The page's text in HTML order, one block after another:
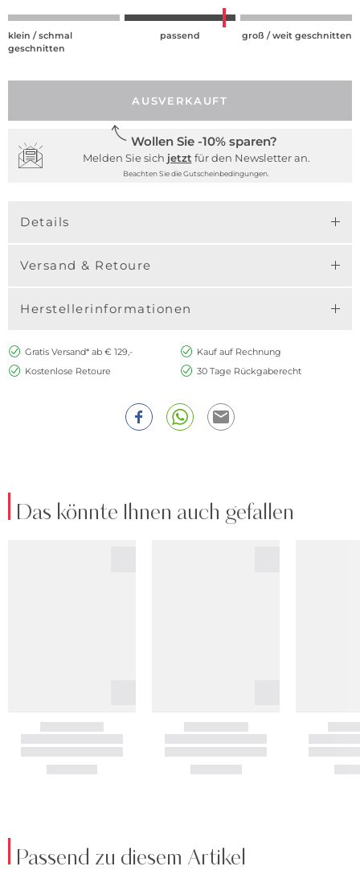
klein / schmal
geschnitten
passend groß / weit geschnitten
AUSVERKAUFT
Wollen Sie -10% sparen?
Melden Sie sich jetzt für den Newsletter an.
Beachten Sie die Gutscheinbedingungen.
Details
Versand & Retoure
Herstellerinformationen
Gratis Versand* ab € 129,-
Kauf auf Rechnung
Kostenlose Retoure
30 Tage Rückgaberecht
Das könnte Ihnen auch gefallen
Passend zu diesem Artikel